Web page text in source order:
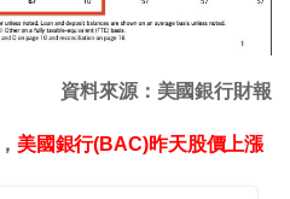
資料來源：美國銀行財報
美國銀行(BAC)昨天股價上漲